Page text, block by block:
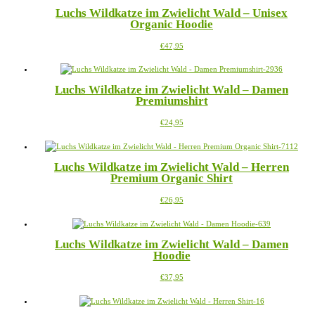
Varianten
auf.
Optionen
auf
Produktseite
gewählt
Luchs Wildkatze im Zwielicht Wald – Unisex
Organic Hoodie
€47,95Dieses
weist
Varianten
auf.
Optionen
auf
Produktseite
gewählt
Luchs Wildkatze im Zwielicht Wald – Damen
Premiumshirt
€24,95Dieses
weist
Varianten
auf.
Optionen
auf
Produktseite
gewählt
Luchs Wildkatze im Zwielicht Wald – Herren
Premium Organic Shirt
€26,95Dieses
weist
Varianten
auf.
Optionen
auf
Luchs Wildkatze im Zwielicht Wald – Damen
Hoodie
€37,95Dieses
weist